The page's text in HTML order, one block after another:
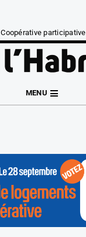
Coopérative participative
MENU